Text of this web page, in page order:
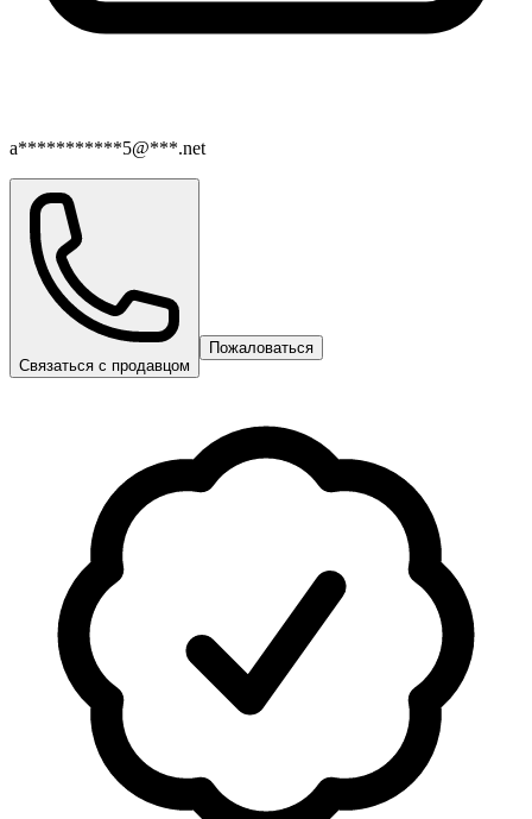
a***********5@***.net
Связаться с продавцом
Пожаловаться